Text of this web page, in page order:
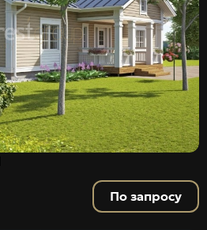
По запросу